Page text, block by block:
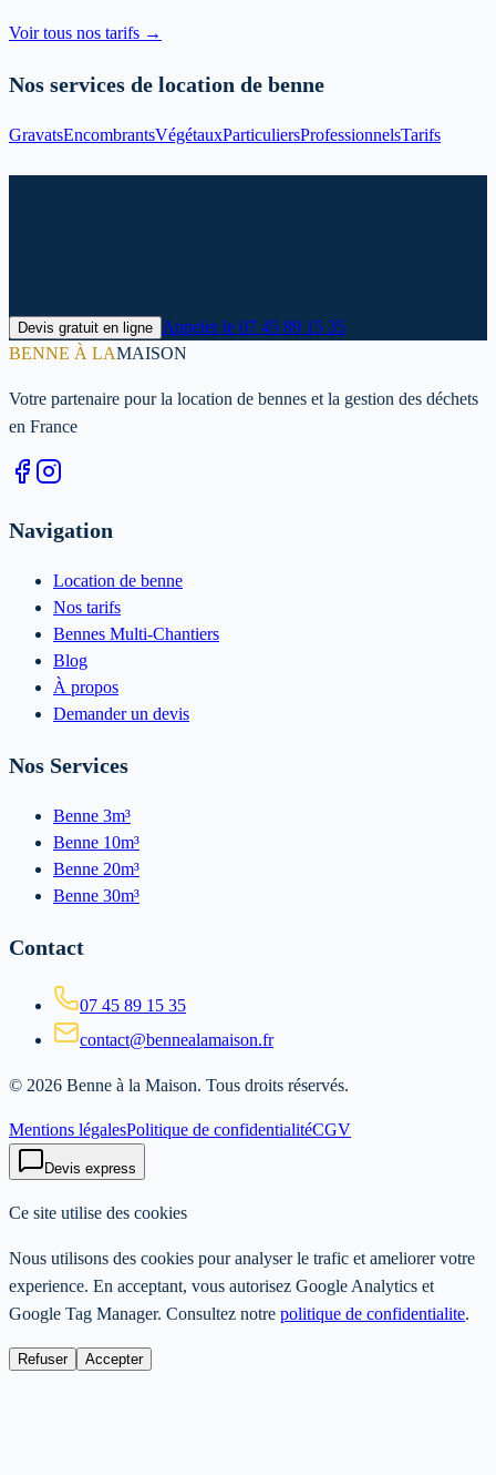
Voir tous nos tarifs →
Nos services de location de benne
GravatsEncombrantsVégétauxParticuliersProfessionnelsTarifs
Devis gratuit en ligne Appeler le 07 45 89 15 35
BENNE À LAMAISON
Votre partenaire pour la location de bennes et la gestion des déchets
en France
Navigation
Location de benne
Nos tarifs
Bennes Multi-Chantiers
Blog
À propos
Demander un devis
Nos Services
Benne 3m³
Benne 10m³
Benne 20m³
Benne 30m³
Contact
07 45 89 15 35
contact@bennealamaison.fr
© 2026 Benne à la Maison. Tous droits réservés.
Mentions légalesPolitique de confidentialitéCGV
Devis express
Ce site utilise des cookies
Nous utilisons des cookies pour analyser le trafic et ameliorer votre
experience. En acceptant, vous autorisez Google Analytics et
Google Tag Manager. Consultez notre politique de confidentialite.
Refuser Accepter